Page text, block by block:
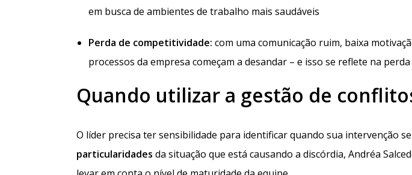
em busca de ambientes de trabalho mais saudáveis
Perda de competitividade: com uma comunicação ruim, baixa
processos da empresa começam a desandar – e isso se reflete na
Quando utilizar a gestão de
O líder precisa ter sensibilidade para identificar quando sua intervenção
particularidades da situação que está causando a discórdia, Andréa